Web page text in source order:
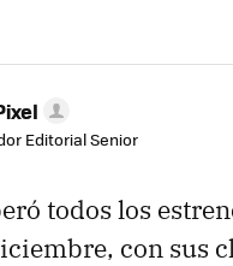
Editorial Senior
todos los
con sus